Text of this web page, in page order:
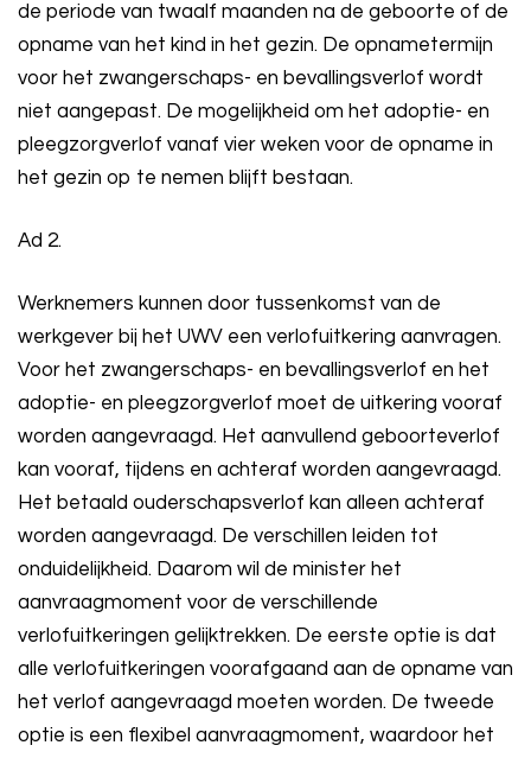
de periode van twaalf maanden na de geboorte of de
opname van het kind in het gezin. De opnametermijn
voor het zwangerschaps- en bevallingsverlof wordt
niet aangepast. De mogelijkheid om het adoptie- en
pleegzorgverlof vanaf vier weken voor de opname in
het gezin op te nemen blijft bestaan.
Ad 2.
Werknemers kunnen door tussenkomst van de
werkgever bij het UWV een verlofuitkering aanvragen.
Voor het zwangerschaps- en bevallingsverlof en het
adoptie- en pleegzorgverlof moet de uitkering vooraf
worden aangevraagd. Het aanvullend geboorteverlof
kan vooraf, tijdens en achteraf worden aangevraagd.
Het betaald ouderschapsverlof kan alleen achteraf
worden aangevraagd. De verschillen leiden tot
onduidelijkheid. Daarom wil de minister het
aanvraagmoment voor de verschillende
verlofuitkeringen gelijktrekken. De eerste optie is dat
alle verlofuitkeringen voorafgaand aan de opname van
het verlof aangevraagd moeten worden. De tweede
optie is een flexibel aanvraagmoment, waardoor het